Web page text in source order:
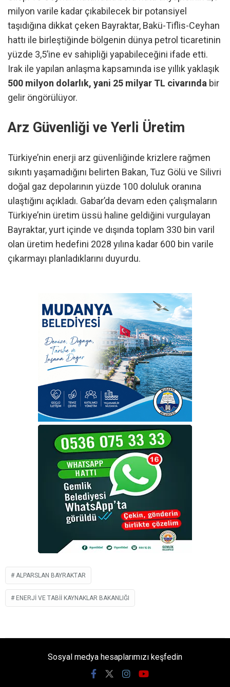
milyon varile kadar çıkabilecek bir potansiyel
taşıdığına dikkat çeken Bayraktar, Bakü-Tiflis-Ceyhan
hattı ile birleştiğinde bölgenin dünya petrol ticaretinin
yüzde 3,5’ine ev sahipliği yapabileceğini ifade etti.
Irak ile yapılan anlaşma kapsamında ise yıllık yaklaşık
500 milyon dolarlık, yani 25 milyar TL civarında bir
gelir öngörülüyor.
Arz Güvenliği ve Yerli Üretim
Türkiye’nin enerji arz güvenliğinde krizlere rağmen
sıkıntı yaşamadığını belirten Bakan, Tuz Gölü ve Silivri
doğal gaz depolarının yüzde 100 doluluk oranına
ulaştığını açıkladı. Gabar’da devam eden çalışmaların
Türkiye’nin üretim üssü haline geldiğini vurgulayan
Bayraktar, yurt içinde ve dışında toplam 330 bin varil
olan üretim hedefini 2028 yılına kadar 600 bin varile
çıkarmayı planladıklarını duyurdu.
ALPARSLAN BAYRAKTAR
ENERJI VE TABII KAYNAKLAR BAKANLIĞI
Sosyal medya hesaplarımızı keşfedin